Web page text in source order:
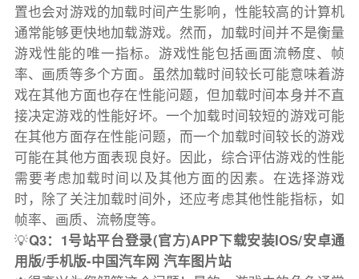
置也会对游戏的加载时间产生影响，性能较高的计算机
通常能够更快地加载游戏。然而，加载时间并不是衡量
游戏性能的唯一指标。游戏性能包括画面流畅度、帧
率、画质等多个方面。虽然加载时间较长可能意味着游
戏在其他方面也存在性能问题，但加载时间本身并不直
接决定游戏的性能好坏。一个加载时间较短的游戏可能
在其他方面存在性能问题，而一个加载时间较长的游戏
可能在其他方面表现良好。因此，综合评估游戏的性能
需要考虑加载时间以及其他方面的因素。在选择游戏
时，除了关注加载时间外，还应考虑其他性能指标，如
帧率、画质、流畅度等。
💡Q3：1号站平台登录(官方)APP下载安装IOS/安卓通
用版/手机版-中国汽车网 汽车图片站